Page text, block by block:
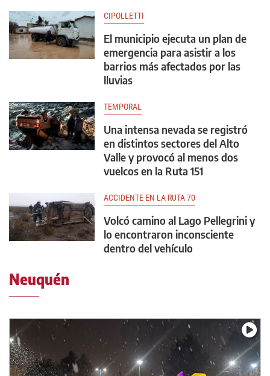
CIPOLLETTI
El municipio ejecuta un plan de
emergencia para asistir a los
barrios más afectados por las
lluvias
TEMPORAL
Una intensa nevada se registró
en distintos sectores del Alto
Valle y provocó al menos dos
vuelcos en la Ruta 151
ACCIDENTE EN LA RUTA 70
Volcó camino al Lago Pellegrini y
lo encontraron inconsciente
dentro del vehículo
Neuquén